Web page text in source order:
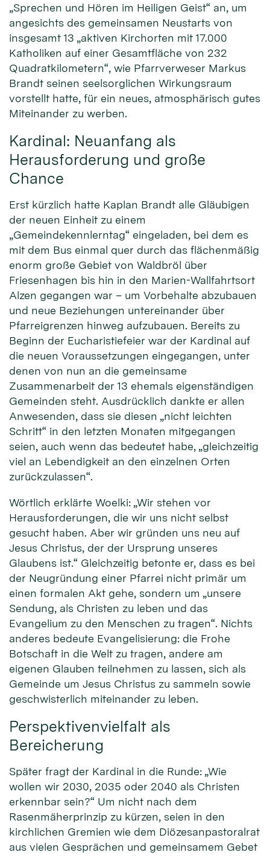
„Sprechen und Hören im Heiligen Geist“ an, um
angesichts des gemeinsamen Neustarts von
insgesamt 13 „aktiven Kirchorten mit 17.000
Katholiken auf einer Gesamtfläche von 232
Quadratkilometern“, wie Pfarrverweser Markus
Brandt seinen seelsorglichen Wirkungsraum
vorstellt hatte, für ein neues, atmosphärisch gutes
Miteinander zu werben.
Kardinal: Neuanfang als
Herausforderung und große
Chance
Erst kürzlich hatte Kaplan Brandt alle Gläubigen
der neuen Einheit zu einem
„Gemeindekennlerntag“ eingeladen, bei dem es
mit dem Bus einmal quer durch das flächenmäßig
enorm große Gebiet von Waldbröl über
Friesenhagen bis hin in den Marien-Wallfahrtsort
Alzen gegangen war – um Vorbehalte abzubauen
und neue Beziehungen untereinander über
Pfarreigrenzen hinweg aufzubauen. Bereits zu
Beginn der Eucharistiefeier war der Kardinal auf
die neuen Voraussetzungen eingegangen, unter
denen von nun an die gemeinsame
Zusammenarbeit der 13 ehemals eigenständigen
Gemeinden steht. Ausdrücklich dankte er allen
Anwesenden, dass sie diesen „nicht leichten
Schritt“ in den letzten Monaten mitgegangen
seien, auch wenn das bedeutet habe, „gleichzeitig
viel an Lebendigkeit an den einzelnen Orten
zurückzulassen“.
Wörtlich erklärte Woelki: „Wir stehen vor
Herausforderungen, die wir uns nicht selbst
gesucht haben. Aber wir gründen uns neu auf
Jesus Christus, der der Ursprung unseres
Glaubens ist.“ Gleichzeitig betonte er, dass es bei
der Neugründung einer Pfarrei nicht primär um
einen formalen Akt gehe, sondern um „unsere
Sendung, als Christen zu leben und das
Evangelium zu den Menschen zu tragen“. Nichts
anderes bedeute Evangelisierung: die Frohe
Botschaft in die Welt zu tragen, andere am
eigenen Glauben teilnehmen zu lassen, sich als
Gemeinde um Jesus Christus zu sammeln sowie
geschwisterlich miteinander zu leben.
Perspektivenvielfalt als
Bereicherung
Später fragt der Kardinal in die Runde: „Wie
wollen wir 2030, 2035 oder 2040 als Christen
erkennbar sein?“ Um nicht nach dem
Rasenmäherprinzip zu kürzen, seien in den
kirchlichen Gremien wie dem Diözesanpastoralrat
aus vielen Gesprächen und gemeinsamem Gebet